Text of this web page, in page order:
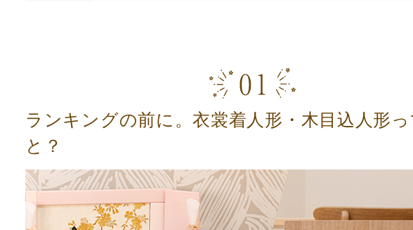
ランキングの前に。衣裳着人形・木目込人形
と？